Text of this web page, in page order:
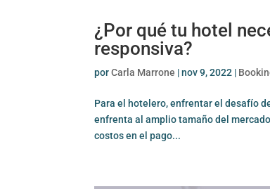
¿Por qué tu hotel
responsiva?
porCarla Marrone |nov 9, 2022 |
Para el hotelero, enfrentar el desafío
enfrenta al amplio tamaño del
costos en el pago...